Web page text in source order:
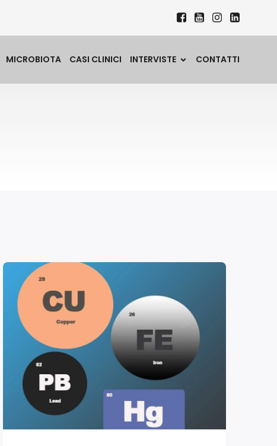
MICROBIOTA CASI CLINICI INTERVISTE CONTATTI